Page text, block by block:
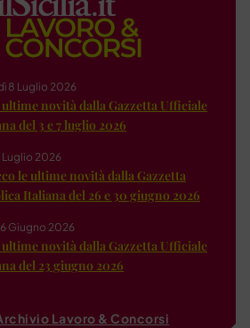
8 Luglio 2026
novità dalla Gazzetta Ufficiale
del 3 e 7 luglio 2026
Luglio 2026
le ultime novità dalla Gazzetta
Italiana del 26 e 30 giugno 2026
Giugno 2026
novità dalla Gazzetta Ufficiale
del 23 giugno 2026
Lavoro & Concorsi